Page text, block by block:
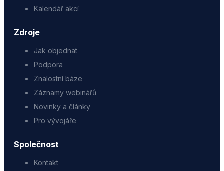
Kalendář akcí
Zdroje
Jak objednat
Podpora
Znalostní báze
Záznamy webinářů
Novinky a články
Pro vývojáře
Společnost
Kontakt